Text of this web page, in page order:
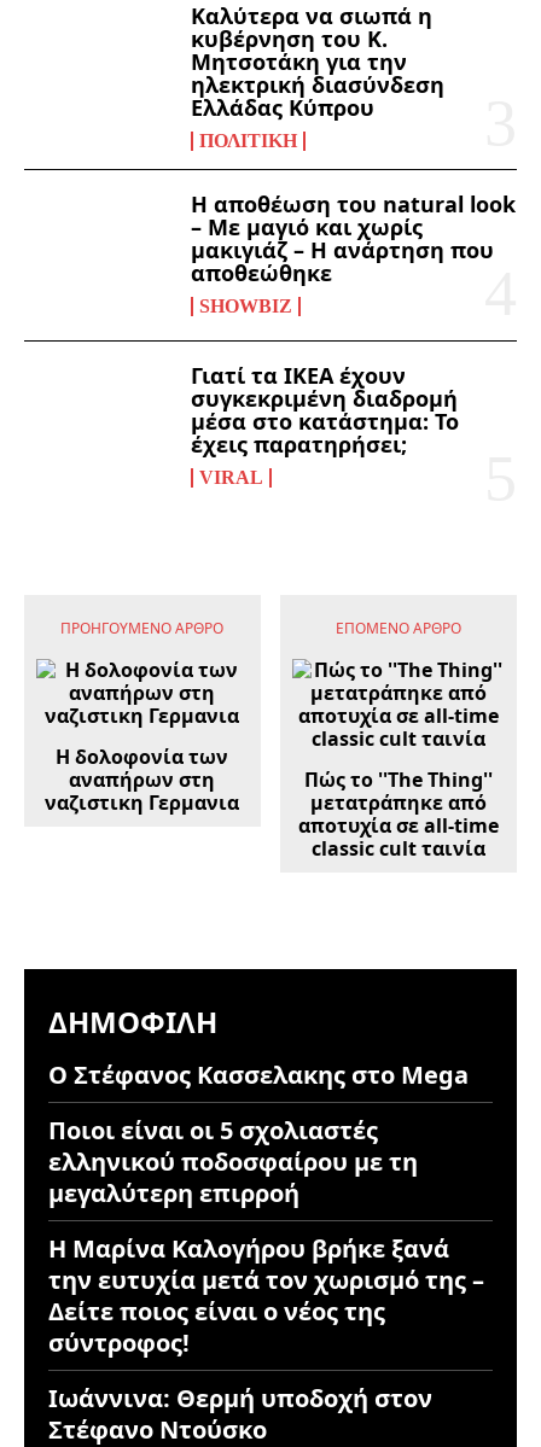
Καλύτερα να σιωπά η
κυβέρνηση του Κ.
Μητσοτάκη για την
ηλεκτρική διασύνδεση
Ελλάδας Κύπρου
ΠΟΛΙΤΙΚΉ
Η αποθέωση του natural look
– Με μαγιό και χωρίς
μακιγιάζ – Η ανάρτηση που
αποθεώθηκε
SHOWBIZ
Γιατί τα ΙΚΕΑ έχουν
συγκεκριμένη διαδρομή
μέσα στο κατάστημα: Το
έχεις παρατηρήσει;
VIRAL
ΠΡΟΗΓΟΎΜΕΝΟ ΆΡΘΡΟ
Η δολοφονία των
αναπήρων στη
ναζιστικη Γερμανια
ΕΠΌΜΕΝΟ ΆΡΘΡΟ
Πώς το ''The Thing''
μετατράπηκε από
αποτυχία σε all-time
classic cult ταινία
ΔΗΜΟΦΙΛΉ
Ο Στέφανος Κασσελακης στο Mega
Ποιοι είναι οι 5 σχολιαστές
ελληνικού ποδοσφαίρου με τη
μεγαλύτερη επιρροή
Η Μαρίνα Καλογήρου βρήκε ξανά
την ευτυχία μετά τον χωρισμό της –
Δείτε ποιος είναι ο νέος της
σύντροφος!
Ιωάννινα: Θερμή υποδοχή στον
Στέφανο Ντούσκο